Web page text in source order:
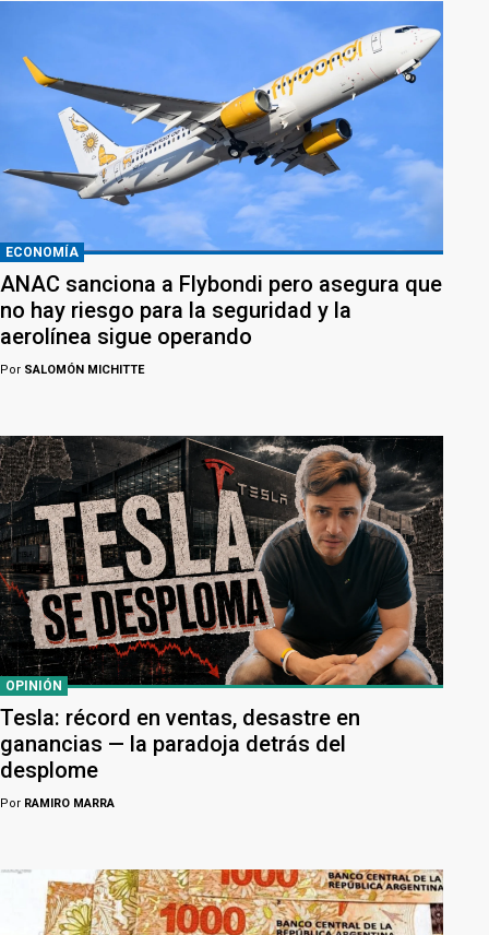
ECONOMÍA
ANAC sanciona a Flybondi pero asegura que
no hay riesgo para la seguridad y la
aerolínea sigue operando
Por SALOMÓN MICHITTE
OPINIÓN
Tesla: récord en ventas, desastre en
ganancias — la paradoja detrás del
desplome
Por RAMIRO MARRA